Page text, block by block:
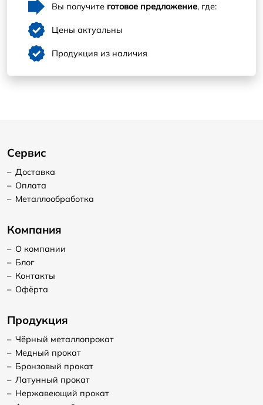
Вы получите готовое предложение, где:
Цены актуальны
Продукция из наличия
Сервис
– Доставка
– Оплата
– Металлообработка
Компания
– О компании
– Блог
– Контакты
– Офёрта
Продукция
– Чёрный металлопрокат
– Медный прокат
– Бронзовый прокат
– Латунный прокат
– Нержавеющий прокат